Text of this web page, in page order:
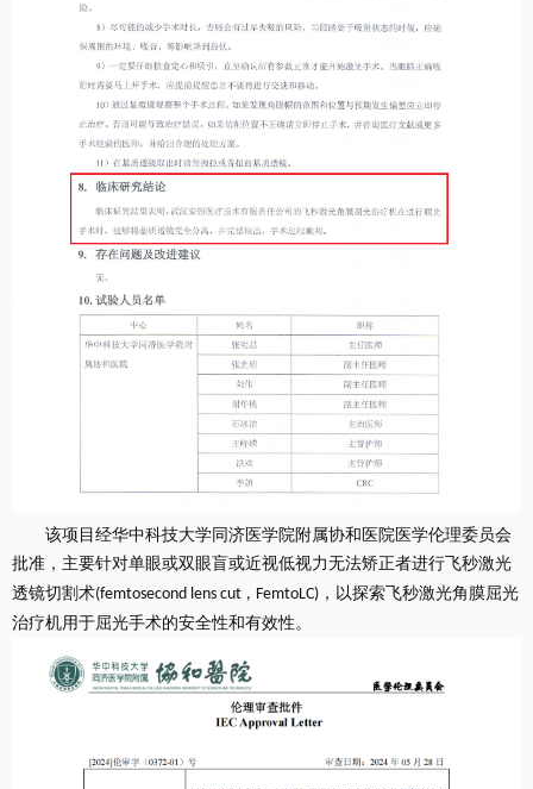
该项目经华中科技大学同济医学院附属协和医院医学伦理委员会
批准， 主要针对单眼或双眼盲或近视低视力无法矫正者进行飞秒激光
透镜切割术(femtosecond lens cut , FemtoLC) ，以探索飞秒激光角膜屈光
治疗机用于屈光手术的安全性和有效性。